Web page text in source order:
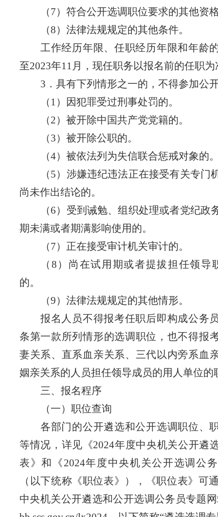
（7）符合公开选调职位要求的其他资
（8）法律法规规定的其他条件。
工作经历年限、任职经历年限和年龄
至2023年11月，现任职务以报名前的任职为
3 ．具有下列情形之一的，不得参加公
（ 1）因犯罪受过刑事处罚的。
（2）被开除中国共产党党籍的。
（3）被开除公职的。
（4）被依法列为失信联合惩戒对象的
（5）涉嫌违纪违法正在接受有关专门
尚未作出结论的。
（6）受到诫勉、组织处理或者党纪政
期未满或者期满影响使用的。
（7）正在接受审计机关审计的。
（ 8 ）尚在试用期或者提拔担任领导
的。
（9）法律法规规定的其他情形。
报名人员不得报考任职后即构成公务
条第一款所列情形的选调职位， 也不得报
妻关系、直系血亲关系、三代以内旁系血
姻亲关系的人员担任领导成员的用人单位的
三、报名程序
（一）职位查询
各部门的公开遴选和公开选调职位、
等情况，详见《2024年度中央机关公开遴
表》和《2024年度中央机关公开选调公
（以下统称《职位表》），《职位表》可
中央机关公开遴选和公开选调公务员专题